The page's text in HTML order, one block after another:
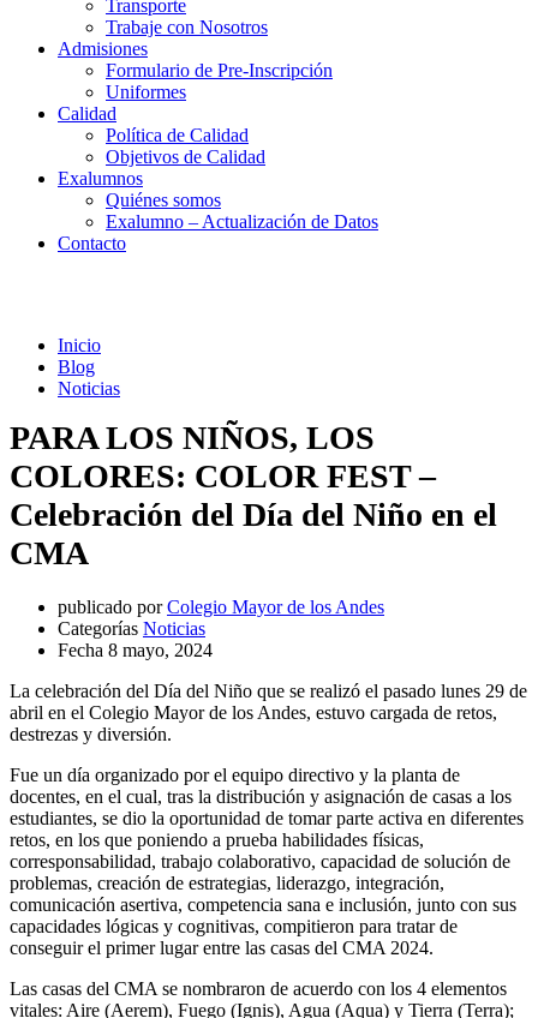
Transporte
Trabaje con Nosotros
Admisiones
Formulario de Pre-Inscripción
Uniformes
Calidad
Política de Calidad
Objetivos de Calidad
Exalumnos
Quiénes somos
Exalumno – Actualización de Datos
Contacto
Inicio
Blog
Noticias
PARA LOS NIÑOS, LOS
COLORES: COLOR FEST –
Celebración del Día del Niño en el
CMA
publicado por Colegio Mayor de los Andes
Categorías Noticias
Fecha 8 mayo, 2024
La celebración del Día del Niño que se realizó el pasado lunes 29 de
abril en el Colegio Mayor de los Andes, estuvo cargada de retos,
destrezas y diversión.
Fue un día organizado por el equipo directivo y la planta de
docentes, en el cual, tras la distribución y asignación de casas a los
estudiantes, se dio la oportunidad de tomar parte activa en diferentes
retos, en los que poniendo a prueba habilidades físicas,
corresponsabilidad, trabajo colaborativo, capacidad de solución de
problemas, creación de estrategias, liderazgo, integración,
comunicación asertiva, competencia sana e inclusión, junto con sus
capacidades lógicas y cognitivas, compitieron para tratar de
conseguir el primer lugar entre las casas del CMA 2024.
Las casas del CMA se nombraron de acuerdo con los 4 elementos
vitales: Aire (Aerem), Fuego (Ignis), Agua (Aqua) y Tierra (Terra);